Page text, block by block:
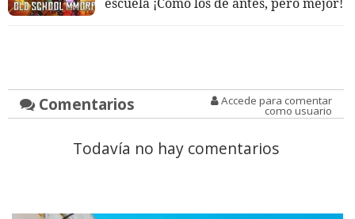
Comentarios Accede para comentar
como usuario
Todavía no hay comentarios